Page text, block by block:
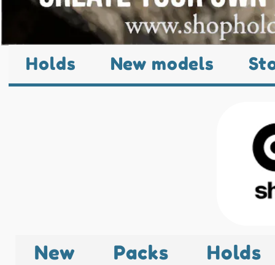
Holds New models
New Packs Holds